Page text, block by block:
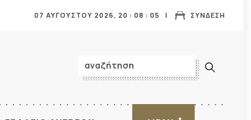
ΣΥΝΔΕΣΗ
07 ΑΥΓΟΥΣΤΟΥ 2026, 20 : 08 : 06